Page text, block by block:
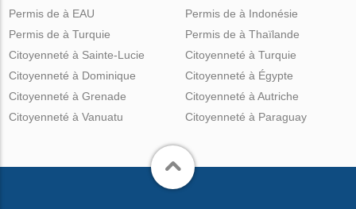
Permis de à EAU
Permis de à Turquie
Permis de à Indonésie
Permis de à Thaïlande
Citoyenneté à Sainte-Lucie
Citoyenneté à Dominique
Citoyenneté à Grenade
Citoyenneté à Vanuatu
Citoyenneté à Turquie
Citoyenneté à Égypte
Citoyenneté à Autriche
Citoyenneté à Paraguay